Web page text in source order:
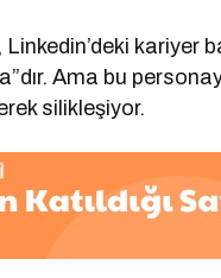
kariyer
Ama bu
silikleşiyor.